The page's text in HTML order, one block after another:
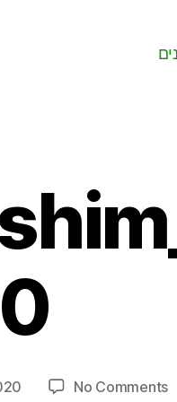
No Comments